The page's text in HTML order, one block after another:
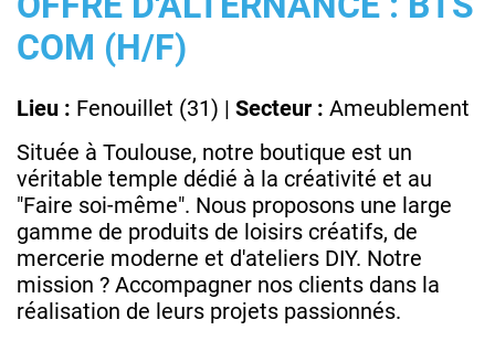
COM (H/F)
Lieu : Fenouillet (31) | Secteur : Ameublement
Située à Toulouse, notre boutique est un
véritable temple dédié à la créativité et au
"Faire soi-même". Nous proposons une large
gamme de produits de loisirs créatifs, de
mercerie moderne et d'ateliers DIY. Notre
mission ? Accompagner nos clients dans la
réalisation de leurs projets passionnés.